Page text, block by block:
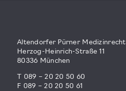
Altendorfer Pürner Medizinrecht
Herzog-Heinrich-Straße 11
80336 München
T 089 – 20 20 50 60
F 089 – 20 20 50 61